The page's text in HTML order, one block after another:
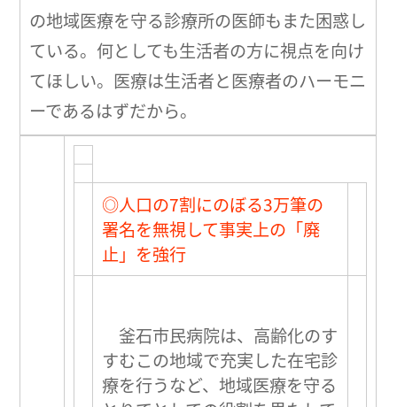
の地域医療を守る診療所の医師もまた困惑し
ている。何としても生活者の方に視点を向け
てほしい。医療は生活者と医療者のハーモニ
ーであるはずだから。
◎人口の7割にのぼる3万筆の
署名を無視して事実上の「廃
止」を強行
釜石市民病院は、高齢化のす
すむこの地域で充実した在宅診
療を行うなど、地域医療を守る